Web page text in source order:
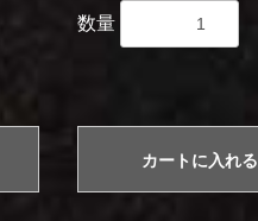
数量
カートに入れる